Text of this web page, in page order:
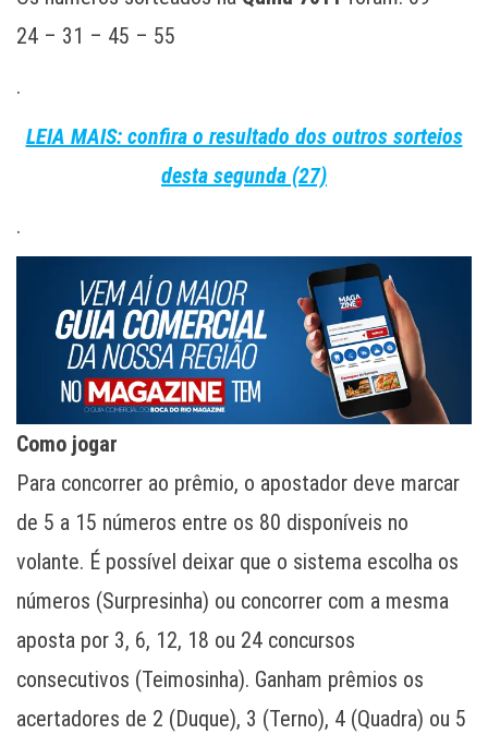
24 – 31 – 45 – 55
.
LEIA MAIS: confira o resultado dos outros sorteios
desta segunda (27)
.
Como jogar
Para concorrer ao prêmio, o apostador deve marcar
de 5 a 15 números entre os 80 disponíveis no
volante. É possível deixar que o sistema escolha os
números (Surpresinha) ou concorrer com a mesma
aposta por 3, 6, 12, 18 ou 24 concursos
consecutivos (Teimosinha). Ganham prêmios os
acertadores de 2 (Duque), 3 (Terno), 4 (Quadra) ou 5